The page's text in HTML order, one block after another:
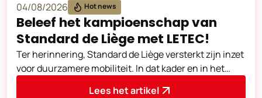
04/08/2026 Hot news
Beleef het kampioenschap van
Standard de Liège met LETEC!
Ter herinnering, Standard de Liège versterkt zijn inzet
voor duurzamere mobiliteit. In dat kader en in het
Lees het artikel